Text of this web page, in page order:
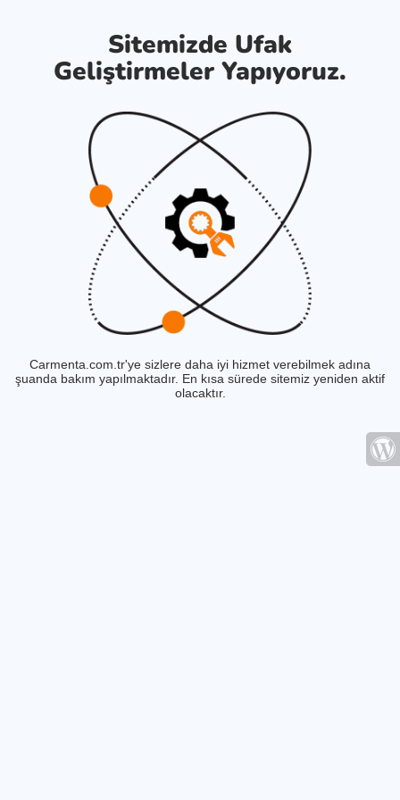
Sitemizde Ufak
Geliştirmeler Yapıyoruz.
Carmenta.com.tr'ye sizlere daha iyi hizmet verebilmek adına
şuanda bakım yapılmaktadır. En kısa sürede sitemiz yeniden aktif
olacaktır.